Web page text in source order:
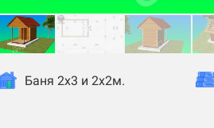
Баня 2х3 и 2х2м.